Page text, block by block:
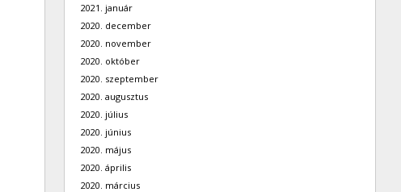
2021. január
2020. december
2020. november
2020. október
2020. szeptember
2020. augusztus
2020. július
2020. június
2020. május
2020. április
2020. március